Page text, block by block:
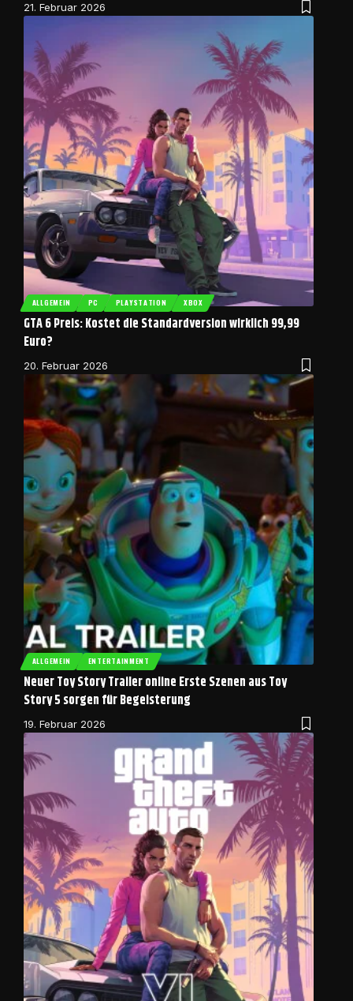
21. Februar 2026
ALLGEMEIN PC PLAYSTATION XBOX
GTA 6 Preis: Kostet die Standardversion wirklich 99,99
Euro?
20. Februar 2026
ALLGEMEIN ENTERTAINMENT
Neuer Toy Story Trailer online Erste Szenen aus Toy
Story 5 sorgen für Begeisterung
19. Februar 2026